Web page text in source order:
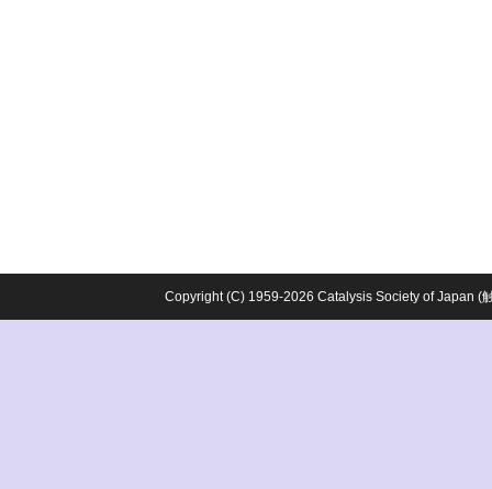
Copyright (C) 1959-2026 Catalysis Society of Japan (